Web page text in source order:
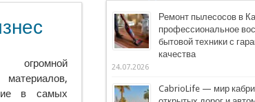
огромной
в самых
Ремонт пылесосов в
профессиональное
бытовой техники с
качества
24.07.2026
CabrioLife — мир